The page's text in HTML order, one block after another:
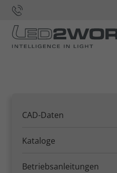
Home Downloads Datenblätter
CAD-Daten
Kataloge
Betriebsanleitungen